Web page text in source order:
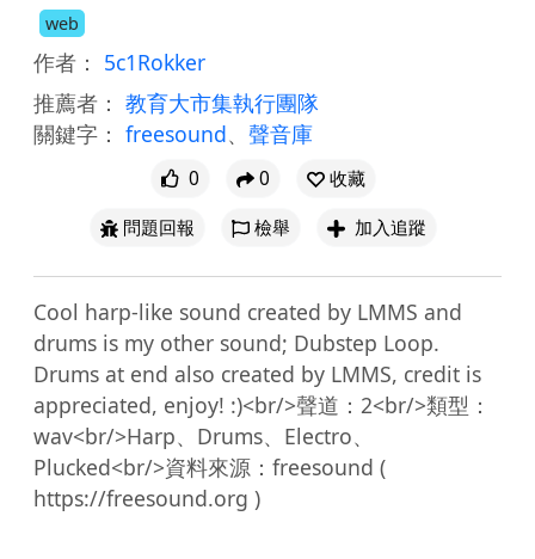
web
作者： 5c1Rokker
推薦者： 教育大市集執行團隊
關鍵字： freesound、 聲音庫
0 0
收藏
問題回報
檢舉 加入追蹤
Cool harp-like sound created by LMMS and
drums is my other sound; Dubstep Loop.
Drums at end also created by LMMS, credit is
appreciated, enjoy! :)<br/>聲道：2<br/>類型：
wav<br/>Harp、Drums、Electro、
Plucked<br/>資料來源：freesound (